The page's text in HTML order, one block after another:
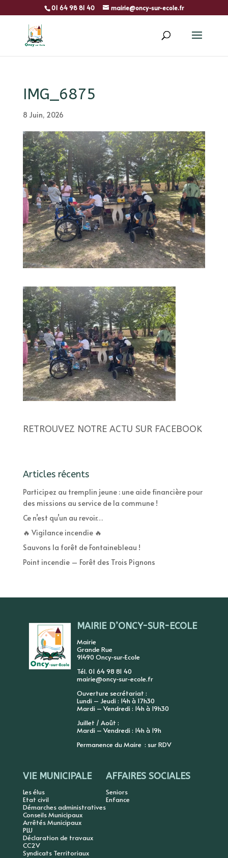
01 64 98 81 40 mairie@oncy-sur-ecole.fr
IMG_6875
8 Juin, 2026
RETROUVEZ NOTRE ACTU SUR FACEBOOK
Articles récents
Participez au tremplin jeune : une aide financière pour
des missions au service de la commune !
Ce n’est qu’un au revoir…
🔥 Vigilance incendie 🔥
Sauvons la forêt de Fontainebleau !
Point incendie – Forêt des Trois Pignons
MAIRIE D’ONCY-SUR-ECOLE
Mairie
Grande Rue
91490 Oncy-sur-Ecole
Tél. 01 64 98 81 40
mairie@oncy-sur-ecole.fr
Ouverture secrétariat :
Lundi – Jeudi : 14h à 17h30
Mardi – Vendredi : 14h à 19h30
Juillet / Août :
Mardi – Vendredi : 14h à 19h
Permanence du Maire : sur RDV
VIE MUNICIPALE
Les élus
Etat civil
Démarches administratives
Conseils Municipaux
Arrêtés Municipaux
PLU
Déclaration de travaux
CC2V
Syndicats Territoriaux
AFFAIRES SOCIALES
Seniors
Enfance